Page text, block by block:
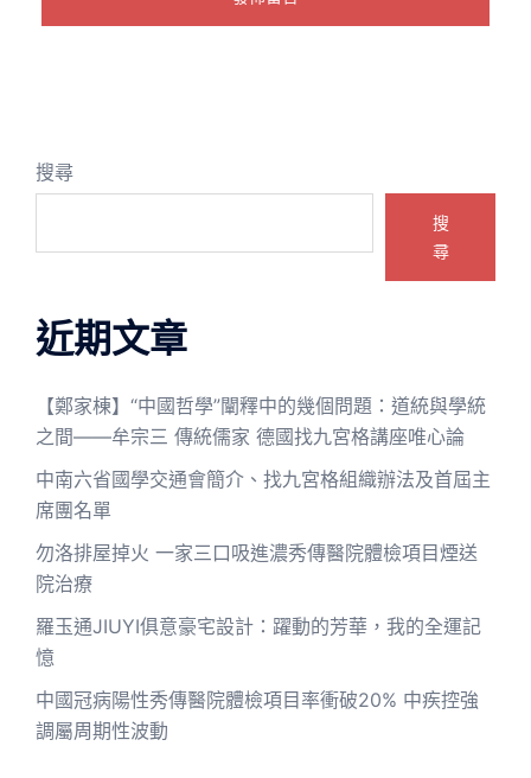
搜尋
搜
尋
近期文章
【鄭家棟】“中國哲學”闡釋中的幾個問題：道統與學統
之間——牟宗三 傳統儒家 德國找九宮格講座唯心論
中南六省國學交通會簡介、找九宮格組織辦法及首屆主
席團名單
勿洛排屋掉火 一家三口吸進濃秀傳醫院體檢項目煙送
院治療
羅玉通JIUYI俱意豪宅設計：躍動的芳華，我的全運記
憶
中國冠病陽性秀傳醫院體檢項目率衝破20% 中疾控強
調屬周期性波動